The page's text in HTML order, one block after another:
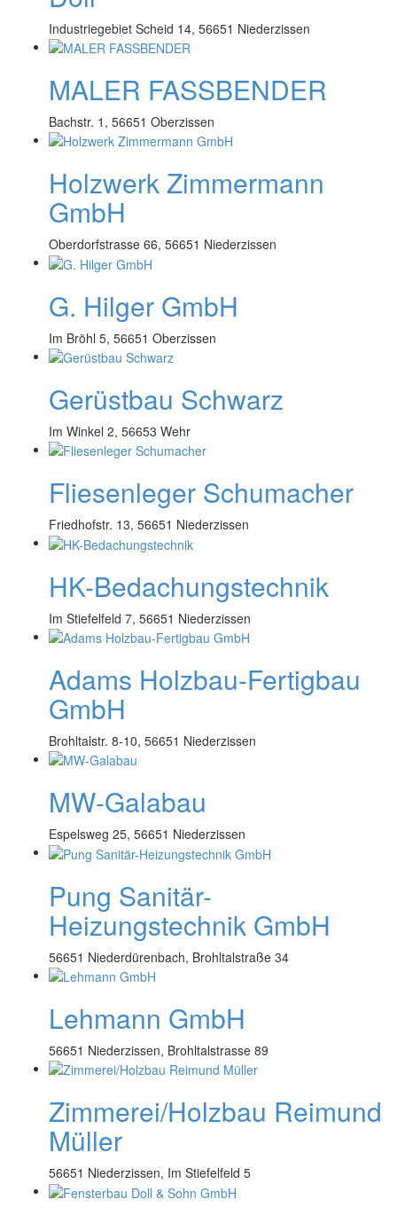
Industriegebiet Scheid 14, 56651 Niederzissen
MALER FASSBENDER
Bachstr. 1, 56651 Oberzissen
Holzwerk Zimmermann
GmbH
Oberdorfstrasse 66, 56651 Niederzissen
G. Hilger GmbH
Im Bröhl 5, 56651 Oberzissen
Gerüstbau Schwarz
Im Winkel 2, 56653 Wehr
Fliesenleger Schumacher
Friedhofstr. 13, 56651 Niederzissen
HK-Bedachungstechnik
Im Stiefelfeld 7, 56651 Niederzissen
Adams Holzbau-Fertigbau
GmbH
Brohltalstr. 8-10, 56651 Niederzissen
MW-Galabau
Espelsweg 25, 56651 Niederzissen
Pung Sanitär-
Heizungstechnik GmbH
56651 Niederdürenbach, Brohltalstraße 34
Lehmann GmbH
56651 Niederzissen, Brohltalstrasse 89
Zimmerei/Holzbau Reimund
Müller
56651 Niederzissen, Im Stiefelfeld 5